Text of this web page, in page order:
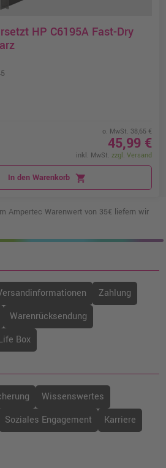
HP C6195A Fast-Dry
o. MwSt. 38,65 €
45,99 €
inkl. MwSt. zzgl. Versand
In den Warenkorb shopping_cart
Ampertec Warenwert von 35€ liefern wir
Zahlung
Warenrücksendung
Box
Wissenswertes
Soziales Engagement
Karriere